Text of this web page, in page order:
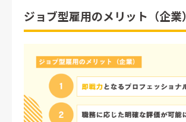
ジョブ型雇用のメリット（企業）